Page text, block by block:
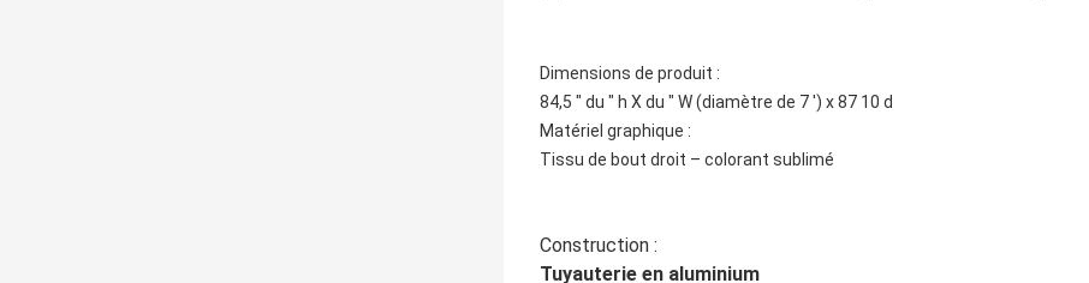
Dimensions de produit :
84,5 ″ du ″ h X du ″ W (diamètre de 7 ′) x 87 10 d
Matériel graphique :
Tissu de bout droit – colorant sublimé
Construction :
Tuyauterie en aluminium